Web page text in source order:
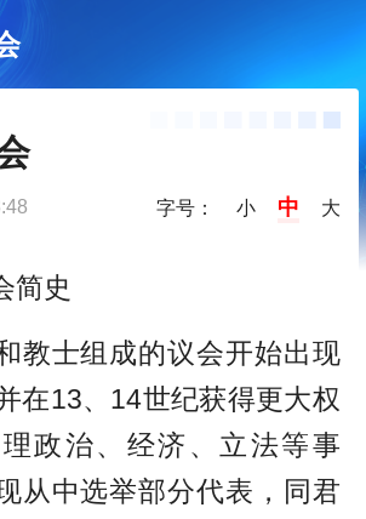
字号： 小 中 大
史
士组成的议会开始出现
在13、14世纪获得更大权
政治、经济、立法等事
从中选举部分代表，同君